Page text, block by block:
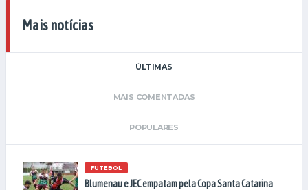
Mais notícias
ÚLTIMAS
MAIS COMENTADAS
POPULARES
FUTEBOL
Blumenau e JEC empatam pela Copa Santa Catarina